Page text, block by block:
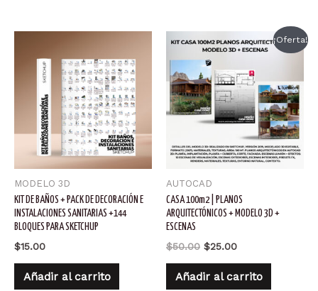
MODELO 3D
KIT DE BAÑOS + PACK DE DECORACIÓN E
INSTALACIONES SANITARIAS +144
BLOQUES PARA SKETCHUP
$15.00
Añadir al carrito
¡Oferta!
AUTOCAD
CASA 100m2 | PLANOS
ARQUITECTÓNICOS + MODELO 3D +
ESCENAS
$50.00 El
original
era:
$25.00El
actual
es:
Añadir al carrito